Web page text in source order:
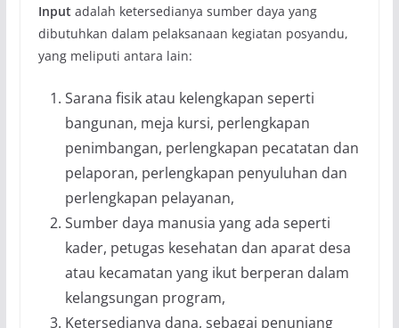
Input adalah ketersedianya sumber daya yang
dibutuhkan dalam pelaksanaan kegiatan posyandu,
yang meliputi antara lain:
Sarana fisik atau kelengkapan seperti
bangunan, meja kursi, perlengkapan
penimbangan, perlengkapan pecatatan dan
pelaporan, perlengkapan penyuluhan dan
perlengkapan pelayanan,
Sumber daya manusia yang ada seperti
kader, petugas kesehatan dan aparat desa
atau kecamatan yang ikut berperan dalam
kelangsungan program,
Ketersedianya dana, sebagai penunjang